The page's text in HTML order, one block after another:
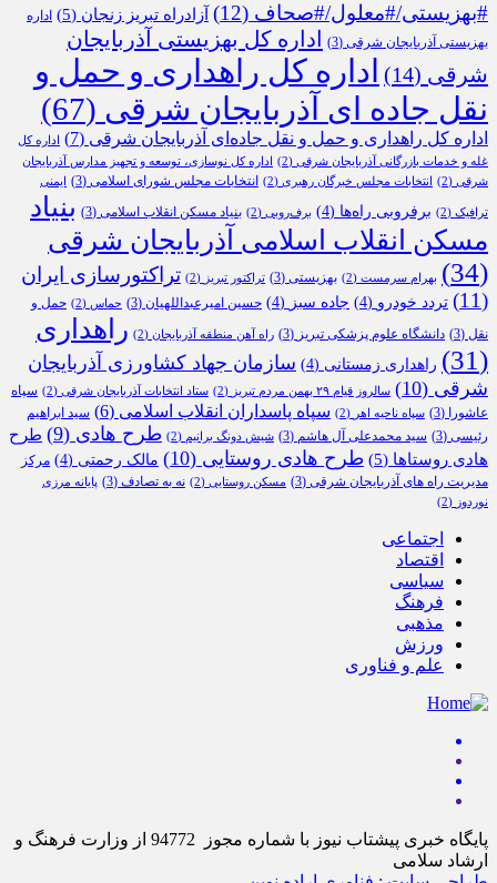
#بهزیستی/#معلول/#صحاف (12) آزادراه تبریز زنجان (5)
اداره
بهزیستی آذربایجان شرقی (3)
اداره کل بهزیستی آذربایجان
شرقی (14)
اداره کل راهداری و حمل و
نقل جاده ای آذربایجان شرقی (67)
اداره کل راهداری و حمل و نقل جاده‌ای آذربایجان شرقی (7)
اداره کل
غله و خدمات بازرگانی آذربایجان شرقی (2)
اداره کل نوسازی، توسعه و تجهیز مدارس آذربایجان
شرقی (2) انتخابات مجلس خبرگان رهبری (2) انتخابات مجلس شورای اسلامی (3) ایمنی
ترافیک (2) برفروبی راه‌ها (4) برف‌روبی (2) بنیاد مسکن انقلاب اسلامی (3)
بنیاد
مسکن انقلاب اسلامی آذربایجان شرقی
(34)
بهرام سرمست (2) بهزیستی (3) تراکتور تبریز (2)
تراکتورسازی ایران
(11)
تردد خودرو (4) جاده سبز (4) حسین امیرعبداللهیان (3) حماس (2)
حمل و
نقل (3) دانشگاه علوم پزشکی تبریز (3) راه آهن منطقه آذربایجان (2)
راهداری
(31)
راهداری زمستانی (4)
سازمان جهاد کشاورزی آذربایجان
شرقی (10) سالروز قیام ۲۹ بهمن مردم تبریز (2) ستاد انتخابات آذربایجان شرقی (2)
سپاه
عاشورا
(3) سپاه ناحیه اهر (2) سپاه پاسداران انقلاب اسلامی (6)
سید ابراهیم
رئیسی (3) سید محمدعلی آل هاشم (3) شیش دونگ برانیم (2) طرح هادی (9)
طرح
هادی روستاها (5) طرح هادی روستایی (10) مالک رحمتی (4)
مرکز
مدیریت راه های آذربایجان شرقی (3) مسکن روستایی (2) نه به تصادف (3)
پایانه مرزی
نوردوز (2)
اجتماعی
اقتصاد
سیاسی
فرهنگ
مذهبی
ورزش
علم و فناوری
پایگاه خبری پیشتاب نیوز با شماره مجوز 94772 از وزارت فرهنگ و
ارشاد سلامی